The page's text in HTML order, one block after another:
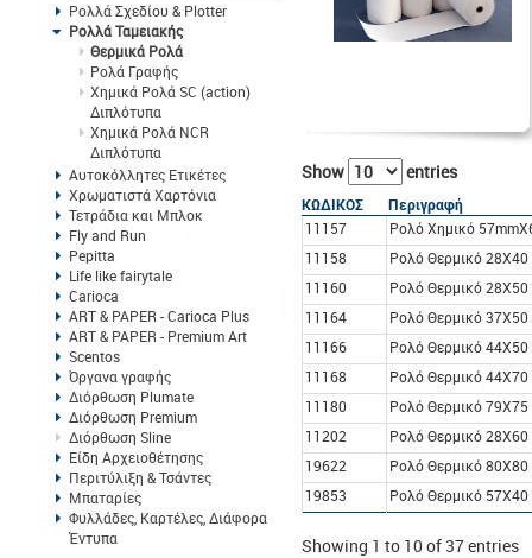
Ρολλά Σχεδίου & Plotter
Ρολλά Ταμειακής
Θερμικά Ρολά
Ρολά Γραφής
Χημικά Ρολά SC (action)
Διπλότυπα
Χημικά Ρολά NCR
Διπλότυπα
Αυτοκόλλητες Ετικέτες
Χρωματιστά Χαρτόνια
Τετράδια και Μπλοκ
Fly and Run
Pepitta
Life like fairytale
Carioca
ART & PAPER - Carioca Plus
ART & PAPER - Premium Art
Scentos
Όργανα γραφής
Διόρθωση Plumate
Διόρθωση Premium
Διόρθωση Sline
Είδη Αρχειοθέτησης
Περιτύλιξη & Τσάντες
Μπαταρίες
Φυλλάδες, Καρτέλες, Διάφορα
Έντυπα
Show entries
ΚΩΔΙΚΟΣ
Περιγραφή
11157
Ρολό Χημικό
11158
Ρολό Θερμικό
11160
Ρολό Θερμικό
11164
Ρολό Θερμικό
11166
Ρολό Θερμικό
11168
Ρολό Θερμικό
11180
Ρολό Θερμικό
11202
Ρολό Θερμικό
19622
Ρολό Θερμικό
19853
Ρολό Θερμικό
Showing 1 to 10 of 37 entries